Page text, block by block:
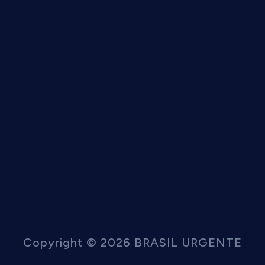
Copyright © 2026 BRASIL URGENTE